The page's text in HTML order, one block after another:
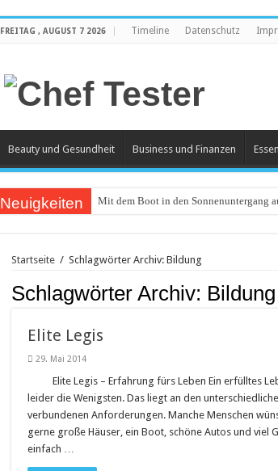
FREITAG , AUGUST 7 2026 Timeline Datenschutz
Beauty und Gesundheit Business und Finanzen
Neuigkeiten Mit dem Boot in den Sonnenuntergang
Witzige und individuelle Werbeartikel
Piercings – Weit verbreitet und beliebt
Klemmbausteine – beliebt bei Groß und
Saunakabine – eine praktische
Masken bedrucken lassen
Tattoo-Entfernung wird immer beliebter
Startseite / Schlagwörter Archiv: Bildung
Schlagwörter Archiv: Bildung
Elite Legis
29. Mai 2014
Elite Legis – Erfahrung fürs Leben Ein erfülltes
leider die Wenigsten. Das liegt an den
verbundenen Anforderungen. Manche Menschen
gerne große Häuser, ein Boot, schöne Autos und viel
einfach …